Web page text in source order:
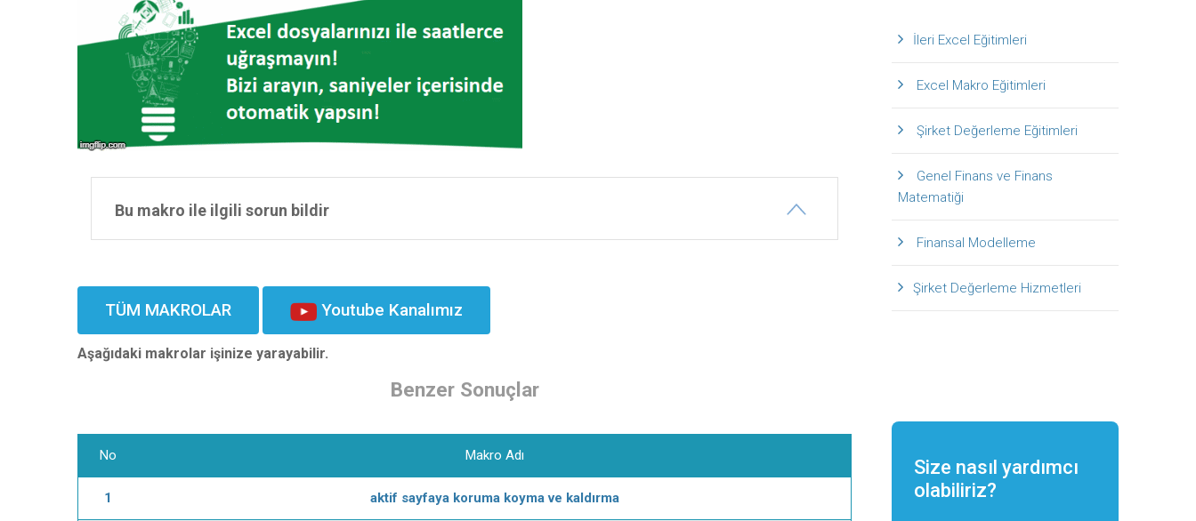
Bu makro ile ilgili sorun bildir
TÜM MAKROLAR Youtube Kanalımız
Aşağıdaki makrolar işinize yarayabilir.
Benzer Sonuçlar
No Makro Adı
1 aktif sayfaya koruma koyma ve kaldırma
İleri Excel Eğitimleri
Excel Makro Eğitimleri
Şirket Değerleme Eğitimleri
Genel Finans ve Finans
Matematiği
Finansal Modelleme
Şirket Değerleme Hizmetleri
Size nasıl yardımcı
olabiliriz?